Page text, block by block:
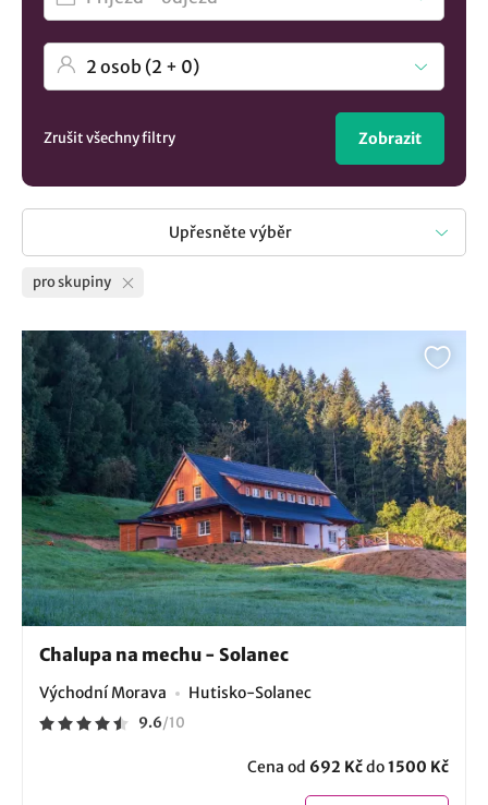
Zrušit všechny filtry Zobrazit
Upřesněte výběr
pro skupiny
Chalupa na mechu - Solanec
Východní Morava Hutisko-Solanec
9.6/10
Cena od 692 Kčdo1500 Kč